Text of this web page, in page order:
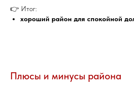
👉 Итог:
хороший район для спокойной
Плюсы и минусы района